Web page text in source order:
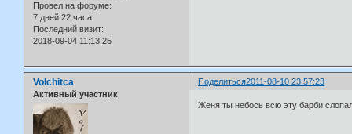
Провел на форуме:
7 дней 22 часа
Последний визит:
2018-09-04 11:13:25
Поделиться2011-08-10 23:57:23
Volchitca
Активный участник
Женя ты небось всю эту барби